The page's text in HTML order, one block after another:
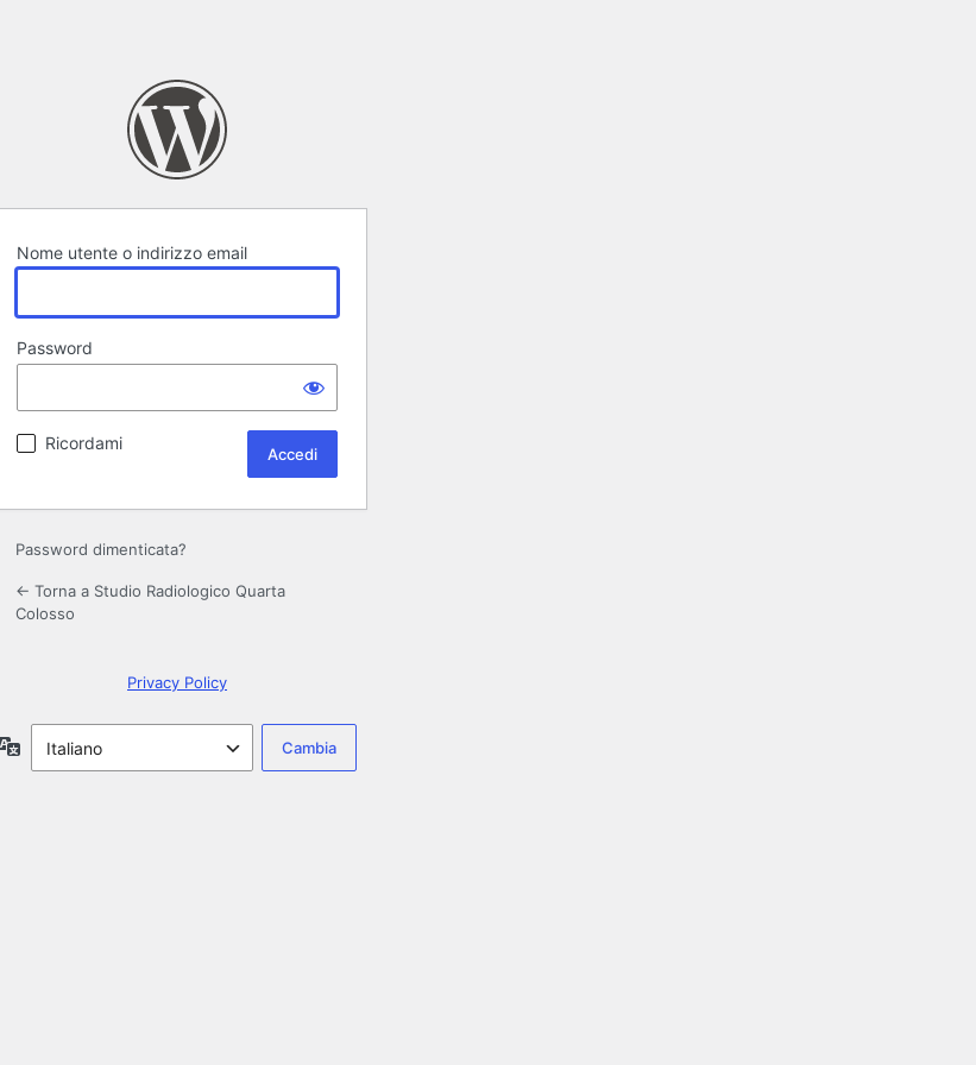
Nome utente o indirizzo email
Password
Ricordami
Password dimenticata?
← Torna a Studio Radiologico Quarta
Colosso
Privacy Policy
Lingua